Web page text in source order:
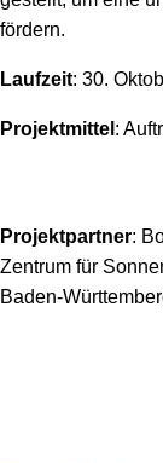
fördern.
Laufzeit: 30.
Projektmittel :
Projektpartner:
Zentrum für
Baden-